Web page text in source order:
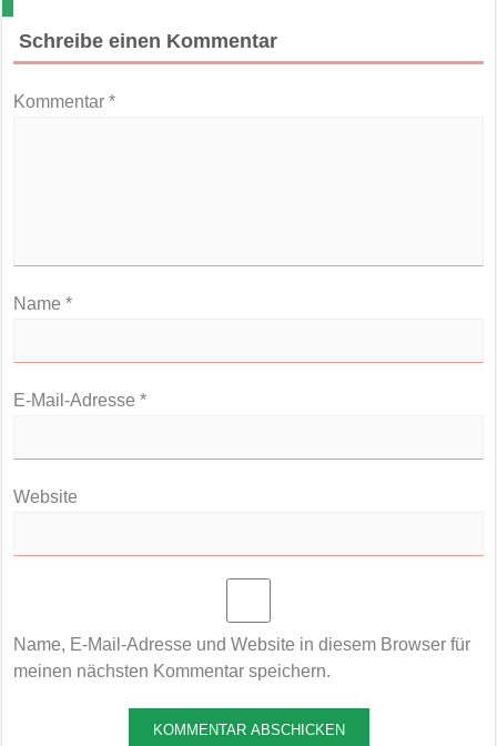
Schreibe einen Kommentar
Kommentar*
Name*
E-Mail-Adresse*
Website
Name, E-Mail-Adresse und Website in diesem Browser für
meinen nächsten Kommentar speichern.